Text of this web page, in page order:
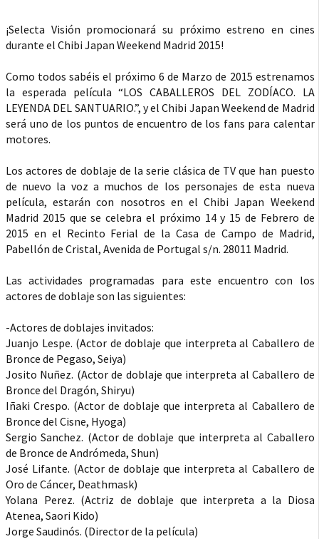
¡Selecta Visión promocionará su próximo estreno en cines
durante el Chibi Japan Weekend Madrid 2015!
Como todos sabéis el próximo 6 de Marzo de 2015 estrenamos
la esperada película “LOS CABALLEROS DEL ZODÍACO. LA
LEYENDA DEL SANTUARIO.”, y el Chibi Japan Weekend de Madrid
será uno de los puntos de encuentro de los fans para calentar
motores.
Los actores de doblaje de la serie clásica de TV que han puesto
de nuevo la voz a muchos de los personajes de esta nueva
película, estarán con nosotros en el Chibi Japan Weekend
Madrid 2015 que se celebra el próximo 14 y 15 de Febrero de
2015 en el Recinto Ferial de la Casa de Campo de Madrid,
Pabellón de Cristal, Avenida de Portugal s/n. 28011 Madrid.
Las actividades programadas para este encuentro con los
actores de doblaje son las siguientes:
-Actores de doblajes invitados:
Juanjo Lespe. (Actor de doblaje que interpreta al Caballero de
Bronce de Pegaso, Seiya)
Josito Nuñez. (Actor de doblaje que interpreta al Caballero de
Bronce del Dragón, Shiryu)
Iñaki Crespo. (Actor de doblaje que interpreta al Caballero de
Bronce del Cisne, Hyoga)
Sergio Sanchez. (Actor de doblaje que interpreta al Caballero
de Bronce de Andrómeda, Shun)
José Lifante. (Actor de doblaje que interpreta al Caballero de
Oro de Cáncer, Deathmask)
Yolana Perez. (Actriz de doblaje que interpreta a la Diosa
Atenea, Saori Kido)
Jorge Saudinós. (Director de la película)